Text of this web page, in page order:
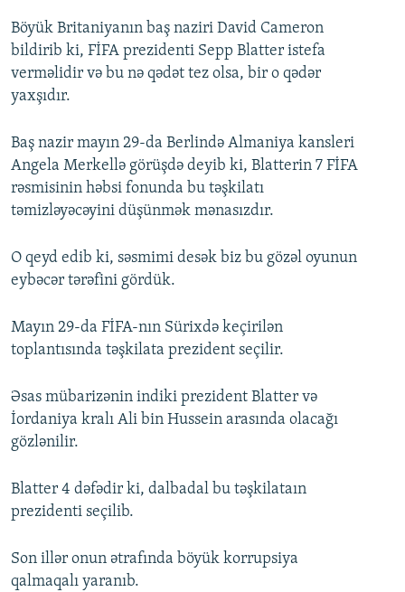
AZADLIQRADIOSU MOBIL TELEFONUNUZDA
BIZIMLƏ ƏLAQƏ
XƏBƏR BÜLLETENLƏRIMIZ
RFE/RL-in bütün saytları
Böyük Britaniyanın baş naziri David Cameron
bildirib ki, FİFA prezidenti Sepp Blatter istefa
verməlidir və bu nə qədət tez olsa, bir o qədər
yaxşıdır.
Baş nazir mayın 29-da Berlində Almaniya kansleri
Angela Merkellə görüşdə deyib ki, Blatterin 7 FİFA
rəsmisinin həbsi fonunda bu təşkilatı
təmizləyəcəyini düşünmək mənasızdır.
O qeyd edib ki, səsmimi desək biz bu gözəl oyunun
eybəcər tərəfini gördük.
Mayın 29-da FİFA-nın Sürixdə keçirilən
toplantısında təşkilata prezident seçilir.
Əsas mübarizənin indiki prezident Blatter və
İordaniya kralı Ali bin Hussein arasında olacağı
gözlənilir.
Blatter 4 dəfədir ki, dalbadal bu təşkilataın
prezidenti seçilib.
Son illər onun ətrafında böyük korrupsiya
qalmaqalı yaranıb.